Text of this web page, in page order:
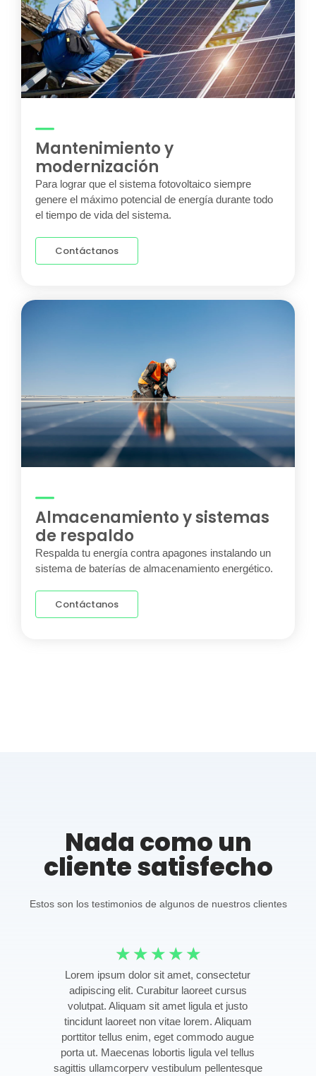
Mantenimiento y
modernización
Para lograr que el sistema fotovoltaico siempre
genere el máximo potencial de energía durante todo
el tiempo de vida del sistema.
Contáctanos
Almacenamiento y sistemas
de respaldo
Respalda tu energía contra apagones instalando un
sistema de baterías de almacenamiento energético.
Contáctanos
Nada como un
cliente satisfecho
Estos son los testimonios de algunos de nuestros clientes
☆ ☆ ☆ ☆ ☆
Lorem ipsum dolor sit amet, consectetur
adipiscing elit. Curabitur laoreet cursus
volutpat. Aliquam sit amet ligula et justo
tincidunt laoreet non vitae lorem. Aliquam
porttitor tellus enim, eget commodo augue
porta ut. Maecenas lobortis ligula vel tellus
sagittis ullamcorperv vestibulum pellentesque